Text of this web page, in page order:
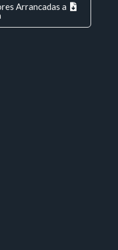
Arrancadas a